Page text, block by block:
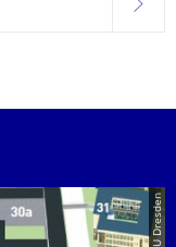
ausgewählt
weiter
© TU Dresden